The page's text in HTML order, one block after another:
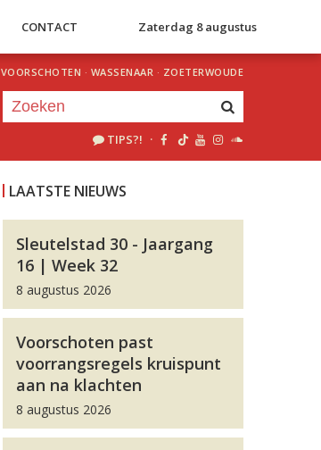
CONTACT Zaterdag 8 augustus
VOORSCHOTEN · WASSENAAR · ZOETERWOUDE
TIPS?! ·
LAATSTE NIEUWS
Sleutelstad 30 - Jaargang
16 | Week 32
8 augustus 2026
Voorschoten past
voorrangsregels kruispunt
aan na klachten
8 augustus 2026